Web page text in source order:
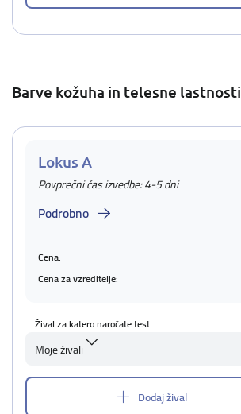
Barve kožuha in telesne lastnosti
Lokus A
Povprečni čas izvedbe: 4-5 dni
Podrobno
Cena:
Cena za vzreditelje:
Žival za katero naročate test
Moje živali
Dodaj žival